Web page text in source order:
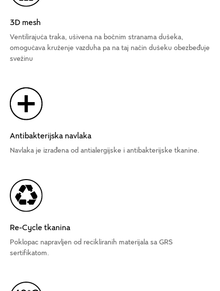
3D mesh
Ventilirajuća traka, ušivena na bočnim stranama dušeka,
omogućava kruženje vazduha pa na taj način dušeku obezbeđuje
svežinu
Antibakterijska navlaka
Navlaka je izrađena od antialergijske i antibakterijske tkanine.
Re-Cycle tkanina
Poklopac napravljen od recikliranih materijala sa GRS
sertifikatom.